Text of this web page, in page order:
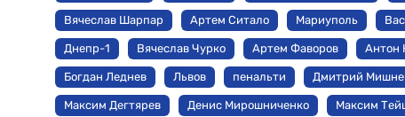
Вячеслав Шарпар Артем Ситало Мариуполь
Днепр-1 Вячеслав Чурко Артем Фаворов Антон
Богдан Леднев Львов пенальти Дмитрий
Максим Дегтярев Денис Мирошниченко Максим